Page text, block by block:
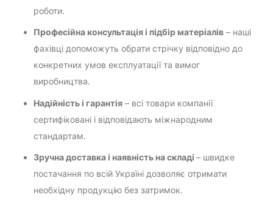
роботи.
Професійна консультація і підбір матеріалів – наші
фахівці допоможуть обрати стрічку відповідно до
конкретних умов експлуатації та вимог
виробництва.
Надійність і гарантія – всі товари компанії
сертифіковані і відповідають міжнародним
стандартам.
Зручна доставка і наявність на складі – швидке
постачання по всій Україні дозволяє отримати
необхідну продукцію без затримок.